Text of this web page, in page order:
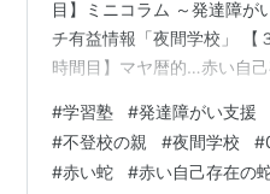
目】ミニコラム ～発達障が
チ有益情報「夜間学校」 【
時間目】マヤ暦的…赤い自
今日も不登校の親御さんの
育熱心である 幼稚園・小学
って、 子どもが受験や習い
#学習塾 #発達障がい支援
#不登校の親 #夜間学校 #
#赤い蛇 #赤い自己存在の